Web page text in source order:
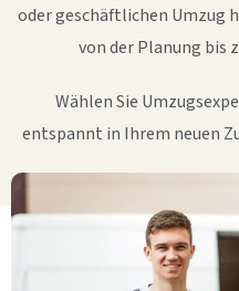
oder geschäftlichen Umzug
von der Planung bis
Wählen Sie
entspannt in Ihrem neuen